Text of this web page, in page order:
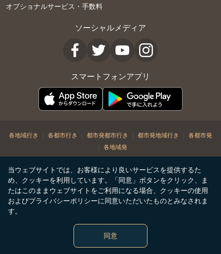
当ウェブサイトでは、お客様により良いサービスを提供するた
め、クッキーを利用しています。「同意」ボタンをクリック、ま
たはこのままウェブサイトをご利用になる場合、クッキーの使用
およびプライバシーポリシーに同意いただいたものとみなされま
す。
同意
オプショナルサービス・手数料
ソーシャルメディア
スマートフォンアプリ
各地域行き | 各都市行き | 都市発都市行き | 都市発地域行き | 各都市発
| 各地域発